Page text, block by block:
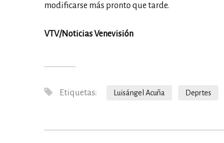
modificarse más pronto que tarde.
VTV/Noticias Venevisión
Etiquetas: Luisángel Acuña Deprtes